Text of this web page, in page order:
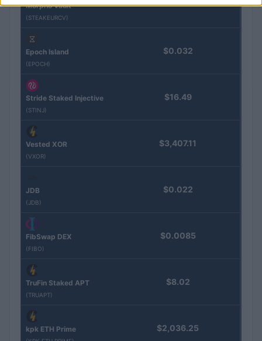
Morpho Vault
(STEAKEURCV)
Epoch Island
(EPOCH)
$0.032
Stride Staked Injective
(STINJ)
$16.49
Vested XOR
(VXOR)
$3,407.11
JDB
(JDB)
$0.022
FibSwap DEX
(FIBO)
$0.0085
TruFin Staked APT
(TRUAPT)
$8.02
kpk ETH Prime $2,036.25